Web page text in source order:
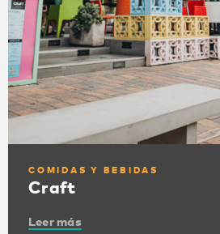
COMIDAS Y BEBIDAS
Craft
Leer más